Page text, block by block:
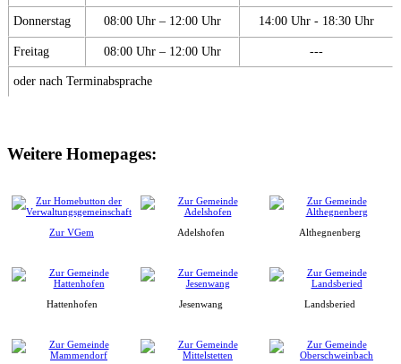
Donnerstag 08:00 Uhr – 12:00 Uhr 14:00 Uhr - 18:30 Uhr
Freitag 08:00 Uhr – 12:00 Uhr ---
oder nach Terminabsprache
Weitere Homepages:
Zur VGem Adelshofen Althegnenberg
Hattenhofen Jesenwang Landsberied